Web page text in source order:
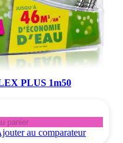
PLUS 1m50
panier
au comparateur